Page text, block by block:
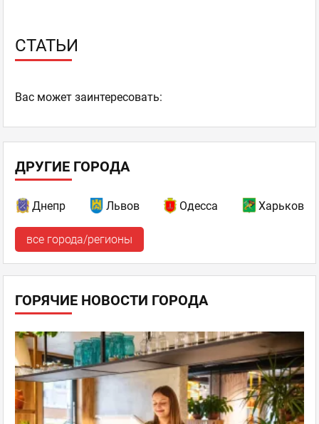
СТАТЬИ
Ваc может заинтересовать:
ДРУГИЕ ГОРОДА
Днепр Львов Одесса Харьков
все города/регионы
ГОРЯЧИЕ НОВОСТИ ГОРОДА